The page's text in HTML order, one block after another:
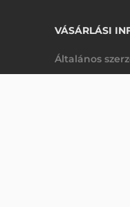
VÁSÁRLÁSI
Általános